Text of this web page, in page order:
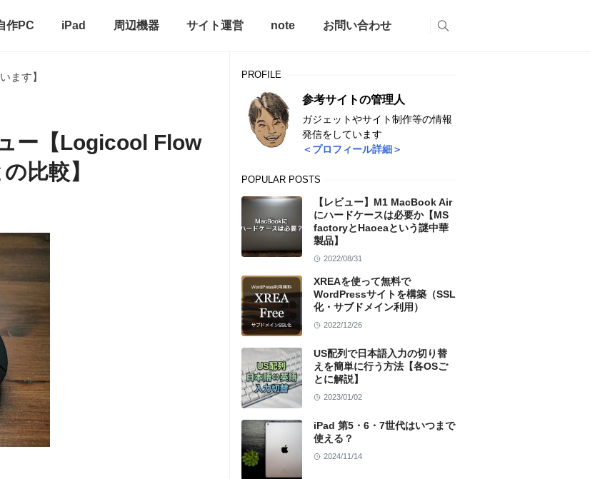
作PC iPad 周辺機器 サイト運営 note お問い合わせ
ます】
ー【Logicool Flow
比較】
PROFILE
参考サイトの管理人
ガジェットやサイト制作等の情報
発信をしています
＜プロフィール詳細＞
POPULAR POSTS
【レビュー】M1 MacBook Air
にハードケースは必要か【MS
factoryとHaoeaという謎中華
製品】
2022/08/31
XREAを使って無料で
WordPressサイトを構築（SSL
化・サブドメイン利用）
2022/12/26
US配列で日本語入力の切り替
えを簡単に行う方法【各OSご
とに解説】
2023/01/02
iPad 第5・6・7世代はいつまで
使える？
2024/11/14